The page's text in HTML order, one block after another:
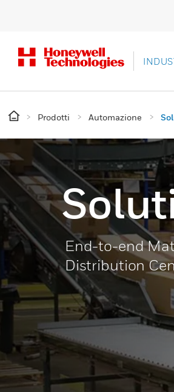
Prodotti Automazione
End-to-end
Distribution